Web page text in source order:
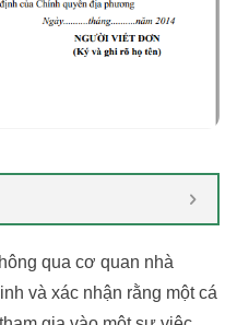
qua cơ quan nhà
và xác nhận rằng một cá